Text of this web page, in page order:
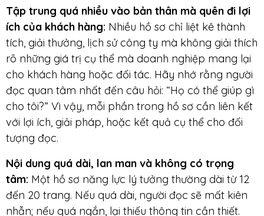
Tập trung quá nhiều vào bản thân mà quên đi lợi
ích của khách hàng: Nhiều hồ sơ chỉ liệt kê thành
tích, giải thưởng, lịch sử công ty mà không giải thích
rõ những giá trị cụ thể mà doanh nghiệp mang lại
cho khách hàng hoặc đối tác. Hãy nhớ rằng người
đọc quan tâm nhất đến câu hỏi: “Họ có thể giúp gì
cho tôi?” Vì vậy, mỗi phần trong hồ sơ cần liên kết
với lợi ích, giải pháp, hoặc kết quả cụ thể cho đối
tượng đọc.
Nội dung quá dài, lan man và không có trọng
tâm: Một hồ sơ năng lực lý tưởng thường dài từ 12
đến 20 trang. Nếu quá dài, người đọc sẽ mất kiên
nhẫn; nếu quá ngắn, lại thiếu thông tin cần thiết.